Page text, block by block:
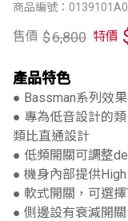
商品編號：
售價 $6,800 特價
產品特色
● Bassman系列效
● 專為低音設計的
類比直通設計
● 低頻開關可調整
● 機身內部提供
● 軟式開關，可選
● 側邊設有衰減開